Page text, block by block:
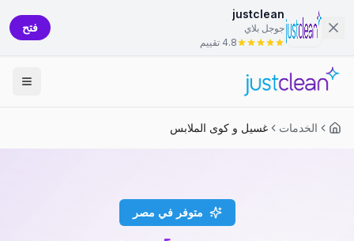
justclean
جوجل بلاي
4.8 تقييم
فتح
الخدمات غسيل و كوى الملابس
متوفر في مصر